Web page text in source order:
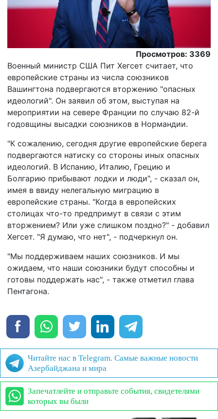
Просмотров: 3369
Военный министр США Пит Хегсет считает, что
европейские страны из числа союзников
Вашингтона подвергаются вторжению "опасных
идеологий". Он заявил об этом, выступая на
мероприятии на севере Франции по случаю 82-й
годовщины высадки союзников в Нормандии.
"К сожалению, сегодня другие европейские берега
подвергаются натиску со стороны иных опасных
идеологий. В Испанию, Италию, Грецию и
Болгарию прибывают лодки и люди", - сказал он,
имея в ввиду нелегальную миграцию в
европейские страны. "Когда в европейских
столицах что-то предпримут в связи с этим
вторжением? Или уже слишком поздно?" - добавил
Хегсет. "Я думаю, что нет", - подчеркнул он.
"Мы поддерживаем наших союзников. И мы
ожидаем, что наши союзники будут способны и
готовы поддержать нас", - также отметил глава
Пентагона.
Читайте нас в Telegram. Самые важные новости
Азербайджана и мира
Запечатлейте и отправьте события, свидетелями
которых вы были